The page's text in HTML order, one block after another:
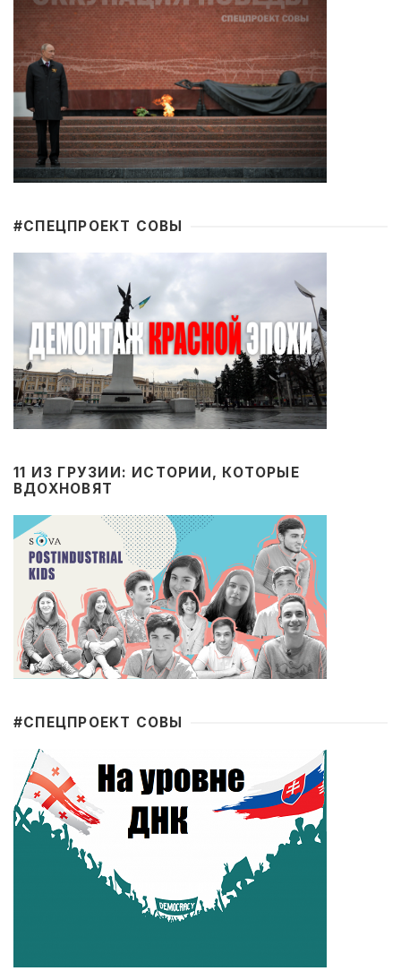
#CПЕЦПРОЕКТ СОВЫ
11 ИЗ ГРУЗИИ: ИСТОРИИ, КОТОРЫЕ
ВДОХНОВЯТ
#CПЕЦПРОЕКТ СОВЫ